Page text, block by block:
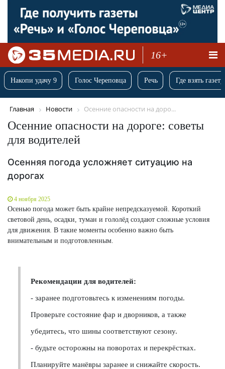
16+
Накопи удачу 9 Голос Череповца Речь Где взять
Главная Новости Осенние опасности на доро...
Осенние опасности на дороге: советы
для водителей
Осенняя погода усложняет ситуацию на
дорогах
4 ноября 2025
Осенью погода может быть крайне непредсказуемой. Короткий
световой день, осадки, туман и гололёд создают сложные условия
для движения. В такие моменты особенно важно быть
внимательным и подготовленным.
Рекомендации для водителей:
- заранее подготовьтесь к изменениям погоды.
Проверьте состояние фар и дворников, а также
убедитесь, что шины соответствуют сезону.
- будьте осторожны на поворотах и перекрёстках.
Планируйте манёвры заранее и снижайте скорость.